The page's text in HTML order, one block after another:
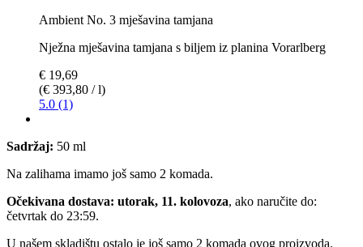
Ambient No. 3 mješavina tamjana
Nježna mješavina tamjana s biljem iz planina Vorarlberg
€ 19,69
(€ 393,80 / l)
5.0 (1)
Sadržaj: 50 ml
Na zalihama imamo još samo 2 komada.
Očekivana dostava: utorak, 11. kolovoza, ako naručite do:
četvrtak do 23:59.
U našem skladištu ostalo je još samo 2 komada ovog proizvoda.